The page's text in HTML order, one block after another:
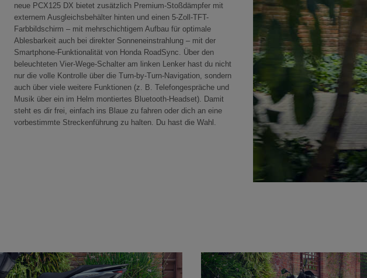
neue PCX125 DX bietet zusätzlich Premium-Stoßdämpfer mit
externem Ausgleichsbehälter hinten und einen 5-Zoll-TFT-
Farbbildschirm – mit mehrschichtigem Aufbau für optimale
Ablesbarkeit auch bei direkter Sonneneinstrahlung – mit der
Smartphone-Funktionalität von Honda RoadSync. Über den
beleuchteten Vier-Wege-Schalter am linken Lenker hast du nicht
nur die volle Kontrolle über die Turn-by-Turn-Navigation, sondern
auch über viele weitere Funktionen (z. B. Telefongespräche und
Musik über ein im Helm montiertes Bluetooth-Headset). Damit
steht es dir frei, einfach ins Blaue zu fahren oder dich an eine
vorbestimmte Streckenführung zu halten. Du hast die Wahl.